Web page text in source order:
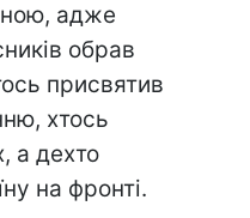
адже
обрав
присвятив
хтось
а дехто
на фронті.